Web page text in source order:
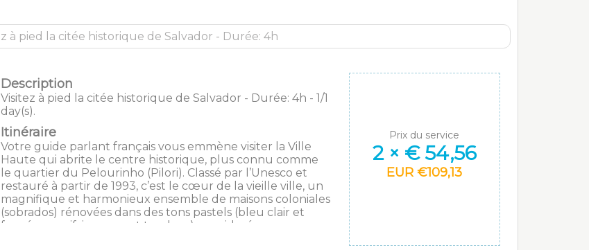
Description
Visitez à pied la citée historique de Salvador - Durée: 4h - 1/1
day(s).
Itinéraire
Votre guide parlant français vous emmène visiter la Ville
Haute qui abrite le centre historique, plus connu comme
le quartier du Pelourinho (Pilori). Classé par l’Unesco et
restauré à partir de 1993, c’est le cœur de la vieille ville, un
magnifique et harmonieux ensemble de maisons coloniales
(sobrados) rénovées dans des tons pastels (bleu clair et
foncé, rose vif, jaune, vert tendre…), consideré par
Prix du service
2× € 54,56
EUR€109,13